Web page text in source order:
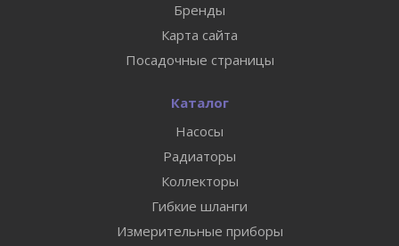
Бренды
Карта сайта
Посадочные страницы
Каталог
Насосы
Радиаторы
Коллекторы
Гибкие шланги
Измерительные приборы